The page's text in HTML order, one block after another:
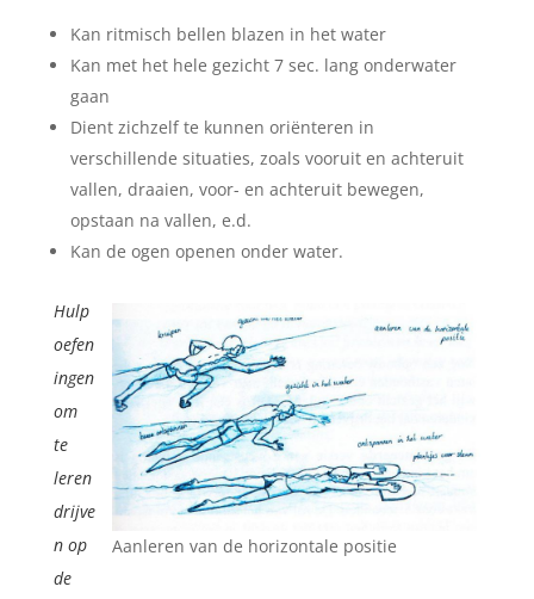
Kan ritmisch bellen blazen in het water
Kan met het hele gezicht 7 sec. lang onderwater
gaan
Dient zichzelf te kunnen oriënteren in
verschillende situaties, zoals vooruit en achteruit
vallen, draaien, voor- en achteruit bewegen,
opstaan na vallen, e.d.
Kan de ogen openen onder water.
Aanleren van de horizontale positie
Hulp
oefen
ingen
om
te
leren
drijve
n op
de